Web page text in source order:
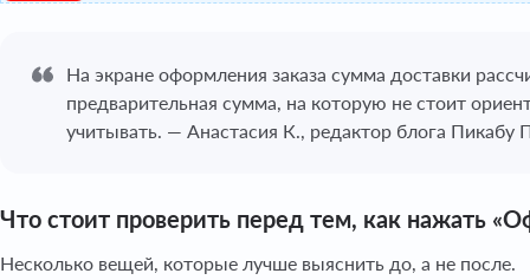
На экране оформления заказа сумма доставки
предварительная сумма, на которую не стоит
учитывать. — Анастасия К., редактор блога
Что стоит проверить перед тем, как нажать
Несколько вещей, которые лучше выяснить до, а не после.